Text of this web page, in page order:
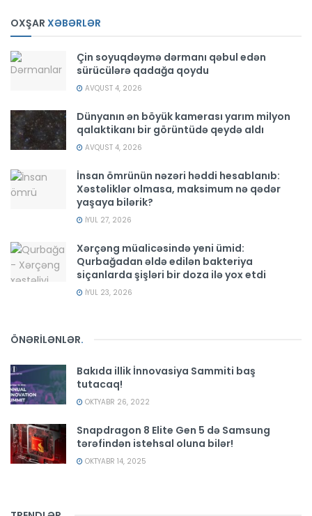
OXŞAR XƏBƏRLƏR
Çin soyuqdəymə dərmanı qəbul edən
sürücülərə qadağa qoydu
AVQUST 4, 2026
Dünyanın ən böyük kamerası yarım milyon
qalaktikanı bir görüntüdə qeydə aldı
AVQUST 4, 2026
İnsan ömrünün nəzəri həddi hesablanıb:
Xəstəliklər olmasa, maksimum nə qədər
yaşaya bilərik?
İYUL 27, 2026
Xərçəng müalicəsində yeni ümid:
Qurbağadan əldə edilən bakteriya
siçanlarda şişləri bir doza ilə yox etdi
İYUL 23, 2026
ÖNƏRİLƏNLƏR.
Bakıda illik İnnovasiya Sammiti baş
tutacaq!
OKTYABR 26, 2022
Snapdragon 8 Elite Gen 5 də Samsung
tərəfindən istehsal oluna bilər!
OKTYABR 14, 2025